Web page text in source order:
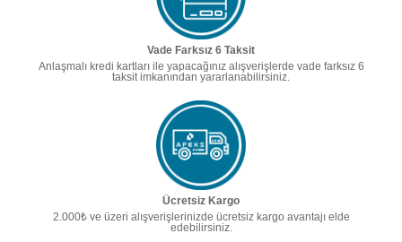
Vade Farksız 6 Taksit
Anlaşmalı kredi kartları ile yapacağınız alışverişlerde vade farksız 6
taksit imkanından yararlanabilirsiniz.
Ücretsiz Kargo
2.000₺ ve üzeri alışverişlerinizde ücretsiz kargo avantajı elde
edebilirsiniz.